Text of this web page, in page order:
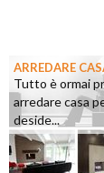
ARREDARE
Tutto è ormai
arredare casa
deside...